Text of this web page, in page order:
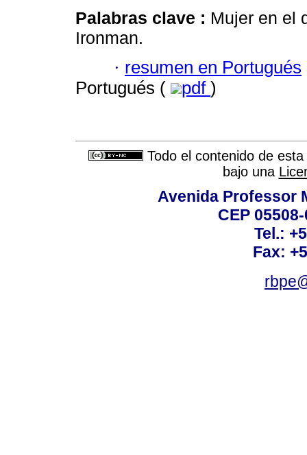
Palabras clave : Mujer en el
Ironman.
· resumen en Portugués
Portugués (
pdf )
Todo el contenido de
bajo una
Avenida Professor
CEP
Tel.:
Fax: